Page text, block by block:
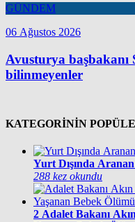
GÜNDEM
06 Ağustos 2026
Avusturya
bilinmeyenler
KATEGORİNİN
Yurt Dışında
288 kez okundu
2 Adalet Bakanı